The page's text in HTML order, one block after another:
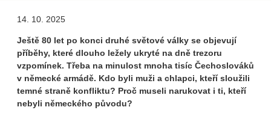
14. 10. 2025
Ještě 80 let po konci druhé světové války se objevují
příběhy, které dlouho ležely ukryté na dně trezoru
vzpomínek. Třeba na minulost mnoha tisíc Čechoslováků
v německé armádě. Kdo byli muži a chlapci, kteří sloužili
temné straně konfliktu? Proč museli narukovat i ti, kteří
nebyli německého původu?